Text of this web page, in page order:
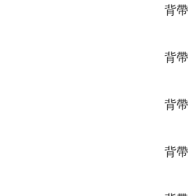
背帶
背帶
背帶
背帶